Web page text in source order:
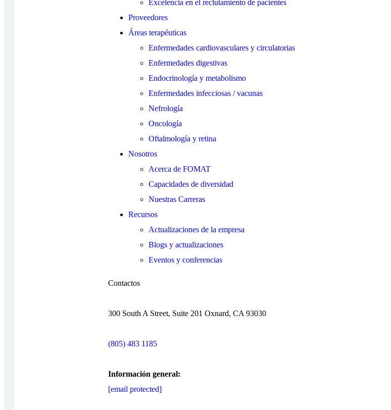
Excelencia en el reclutamiento de pacientes
Proveedores
Áreas terapéuticas
Enfermedades cardiovasculares y circulatorias
Enfermedades digestivas
Endocrinología y metabolismo
Enfermedades infecciosas / vacunas
Nefrología
Oncología
Oftalmología y retina
Nosotros
Acerca de FOMAT
Capacidades de diversidad
Nuestras Carreras
Recursos
Actualizaciones de la empresa
Blogs y actualizaciones
Eventos y conferencias
Contactos
300 South A Street, Suite 201 Oxnard, CA 93030
(805) 483 1185
Información general:
[email protected]